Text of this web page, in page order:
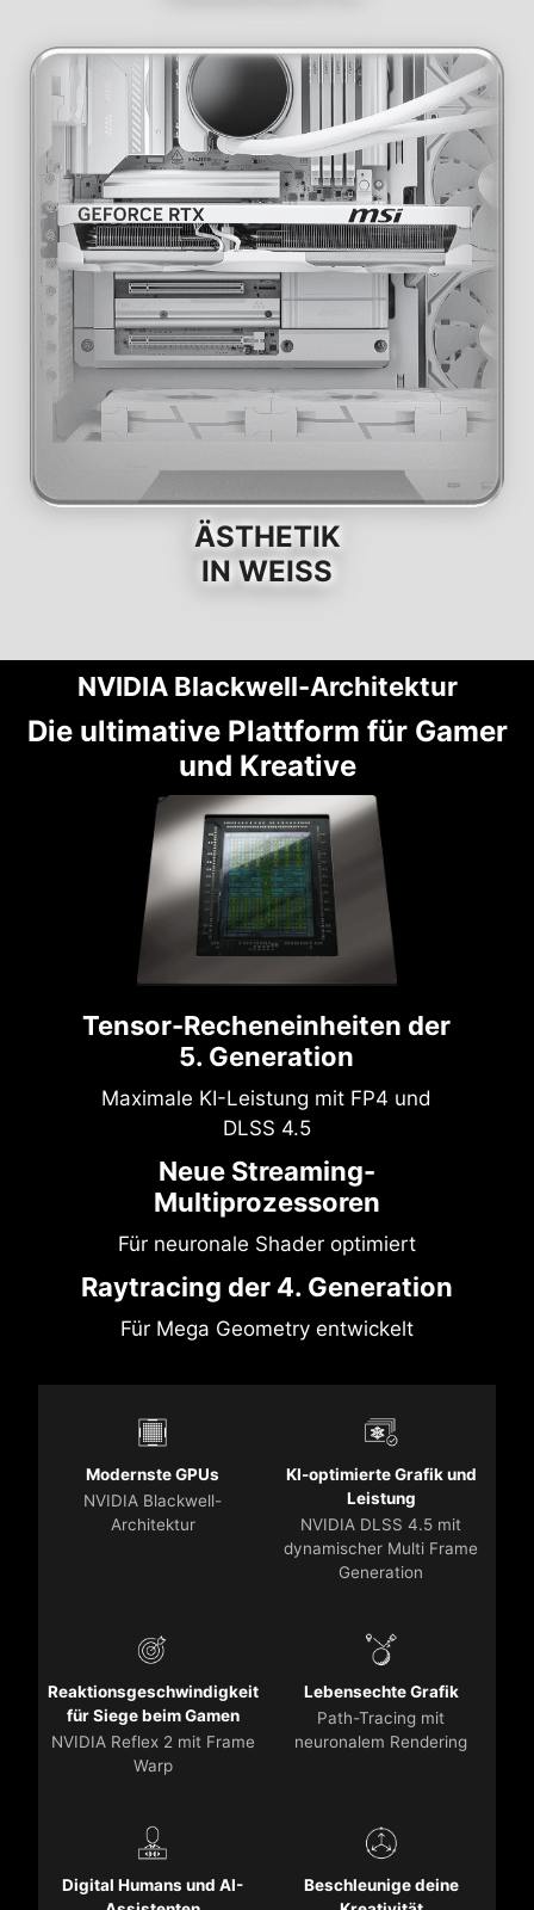
ÄSTHETIK
IN WEISS
NVIDIA Blackwell-Architektur
Die ultimative Plattform für Gamer
und Kreative
Tensor-Recheneinheiten der
5. Generation
Maximale KI-Leistung mit FP4 und
DLSS 4.5
Neue Streaming-
Multiprozessoren
Für neuronale Shader optimiert
Raytracing der 4. Generation
Für Mega Geometry entwickelt
Modernste GPUs
NVIDIA Blackwell-
Architektur
KI-optimierte Grafik und
Leistung
NVIDIA DLSS 4.5 mit
dynamischer Multi Frame
Generation
Reaktionsgeschwindigkeit
für Siege beim Gamen
NVIDIA Reflex 2 mit Frame
Warp
Lebensechte Grafik
Path-Tracing mit
neuronalem Rendering
Digital Humans und AI-
Beschleunige deine